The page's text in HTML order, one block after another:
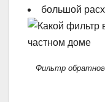
большой
Фильтр